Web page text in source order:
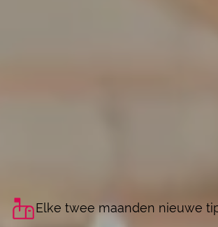
Elke twee maanden nieuwe